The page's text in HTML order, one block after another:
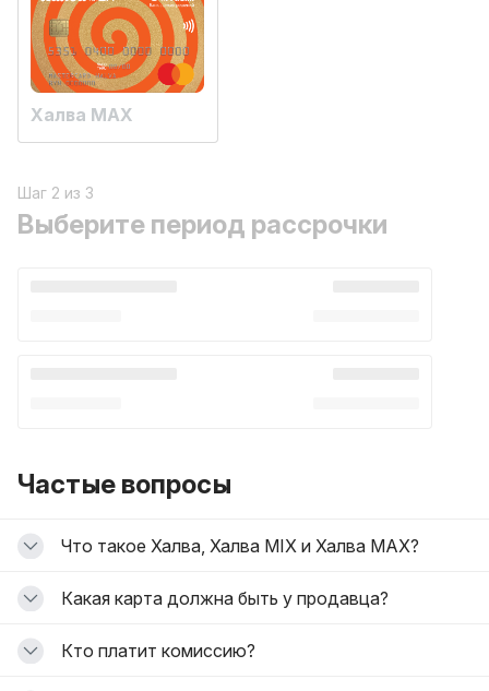
Халва MAX
Шаг 2 из 3
Выберите период рассрочки
Частые вопросы
Что такое Халва, Халва MIX и Халва MAX?
Какая карта должна быть у продавца?
Кто платит комиссию?